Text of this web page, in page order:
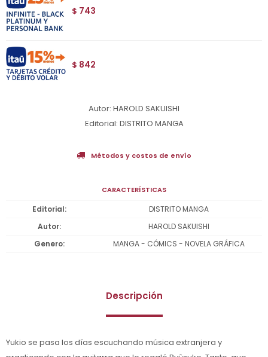
$ 743
$ 842
Autor: HAROLD SAKUISHI
Editorial: DISTRITO MANGA
Métodos y costos de envío
CARACTERÍSTICAS
Editorial
DISTRITO MANGA
Autor
HAROLD SAKUISHI
Genero
MANGA - CÓMICS - NOVELA GRÁFICA
Descripción
Yukio se pasa los días escuchando música extranjera y